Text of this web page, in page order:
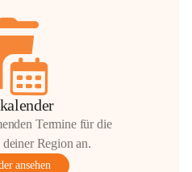
Termine für die
Region an.
ansehen